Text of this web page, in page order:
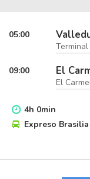
05:00
09:00 El
El
4h 0min
Expreso Brasilia